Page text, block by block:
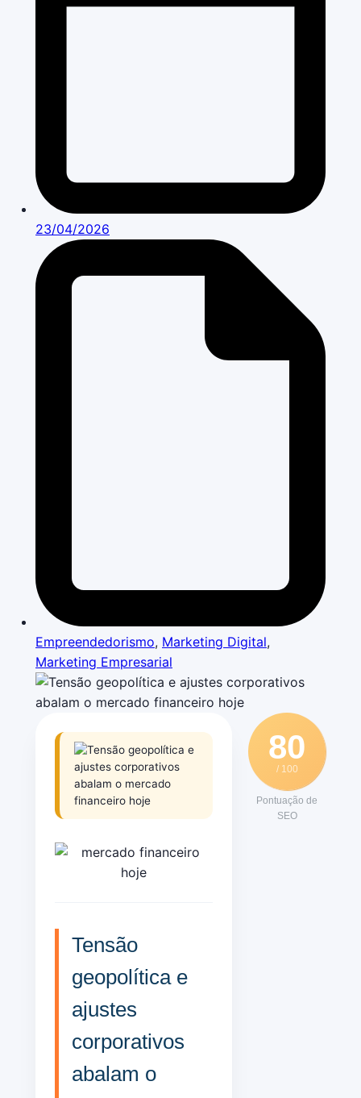
23/04/2026
Empreendedorismo, Marketing Digital,
Marketing Empresarial
80
/ 100
Pontuação de
SEO
Tensão
geopolítica e
ajustes
corporativos
abalam o